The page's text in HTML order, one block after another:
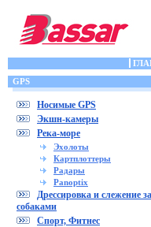
GPS
Носимые GPS
Экшн-камеры
Река-море
Эхолоты
Картплоттеры
Радары
Panoptix
Дрессировка и слежение за
собаками
Спорт, Фитнес